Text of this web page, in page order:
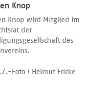
Knop
Knop wird Mitglied im
der
des
Foto / Helmut Fricke